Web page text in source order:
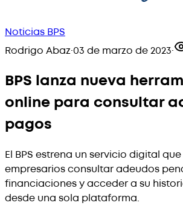
Noticias BPS
Rodrigo Abaz·03 de marzo de 2023·
BPS lanza nueva
online para consultar
pagos
El BPS estrena un servicio digital
empresarios consultar adeudos
financiaciones y acceder a su
desde una sola plataforma.